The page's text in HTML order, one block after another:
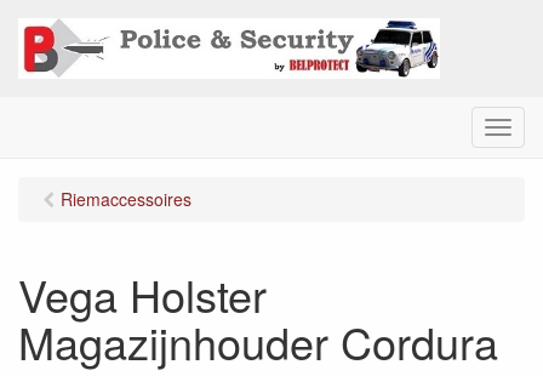
M
e
Riemaccessoires
Vega Holster
Magazijnhouder Cordura